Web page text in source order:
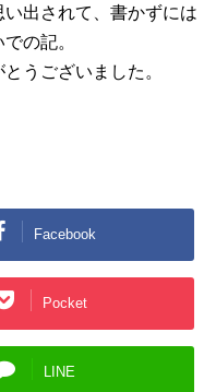
出されて、書かずには
の記。
うございました。
Facebook
Pocket
LINE